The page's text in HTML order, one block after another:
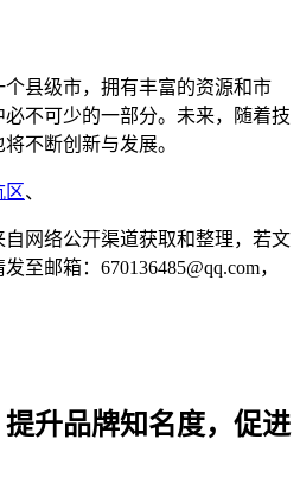
县级市，拥有丰富的资源和市
不可少的一部分。未来，随着技
不断创新与发展。
区、
网络公开渠道获取和整理，若文
至邮箱：670136485@qq.com，
升品牌知名度，促进